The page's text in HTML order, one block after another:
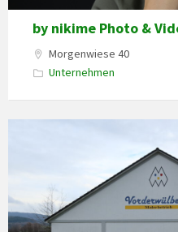
by nikime Photo &
Morgenwiese 40
Unternehmen